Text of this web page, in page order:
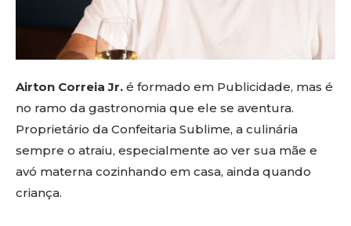
Airton Correia Jr. é formado em Publicidade, mas é
no ramo da gastronomia que ele se aventura.
Proprietário da Confeitaria Sublime, a culinária
sempre o atraiu, especialmente ao ver sua mãe e
avó materna cozinhando em casa, ainda quando
criança.